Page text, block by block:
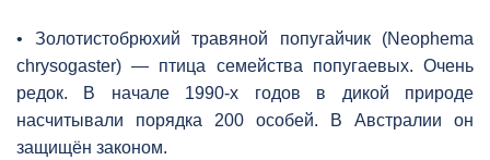
• Золотистобрюхий травяной попугайчик (Neophema
chrysogaster) — птица семейства попугаевых. Очень
редок. В начале 1990-х годов в дикой природе
насчитывали порядка 200 особей. В Австралии он
защищён законом.